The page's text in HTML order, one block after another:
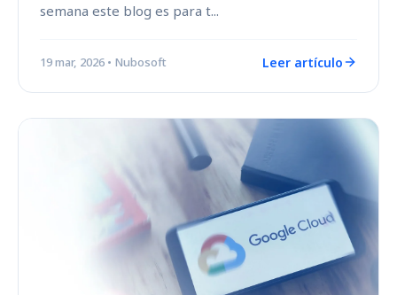
semana este blog es para t...
19 mar, 2026 • Nubosoft Leer artículo